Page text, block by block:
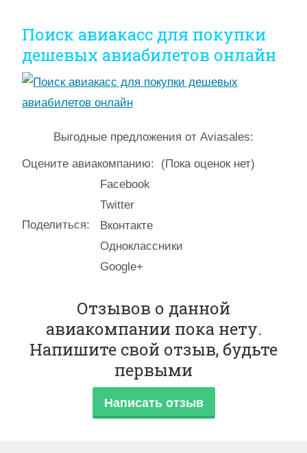
Поиск авиакасс для покупки
дешевых авиабилетов онлайн
Выгодные предложения от Aviasales:
Оцените авиакомпанию: (Пока оценок нет)
Поделиться:
Facebook
Twitter
Вконтакте
Одноклассники
Google+
Отзывов о данной
авиакомпании пока нету.
Напишите свой отзыв, будьте
первыми
Написать отзыв